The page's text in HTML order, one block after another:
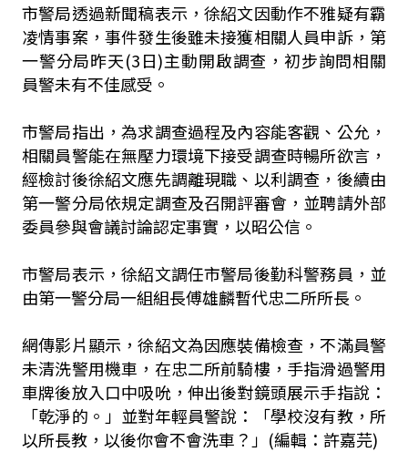
市警局透過新聞稿表示，徐紹文因動作不雅疑有霸
凌情事案，事件發生後雖未接獲相關人員申訴，第
一警分局昨天(3日)主動開啟調查，初步詢問相關
員警未有不佳感受。
市警局指出，為求調查過程及內容能客觀、公允，
相關員警能在無壓力環境下接受調查時暢所欲言，
經檢討後徐紹文應先調離現職、以利調查，後續由
第一警分局依規定調查及召開評審會，並聘請外部
委員參與會議討論認定事實，以昭公信。
市警局表示，徐紹文調任市警局後勤科警務員，並
由第一警分局一組組長傅雄麟暫代忠二所所長。
網傳影片顯示，徐紹文為因應裝備檢查，不滿員警
未清洗警用機車，在忠二所前騎樓，手指滑過警用
車牌後放入口中吸吮，伸出後對鏡頭展示手指說：
「乾淨的。」並對年輕員警說：「學校沒有教，所
以所長教，以後你會不會洗車？」(編輯：許嘉芫)